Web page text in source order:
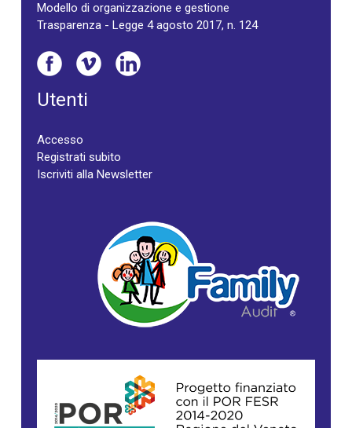
Modello di organizzazione e gestione
Trasparenza - Legge 4 agosto 2017, n. 124
Utenti
Accesso
Registrati subito
Iscriviti alla Newsletter